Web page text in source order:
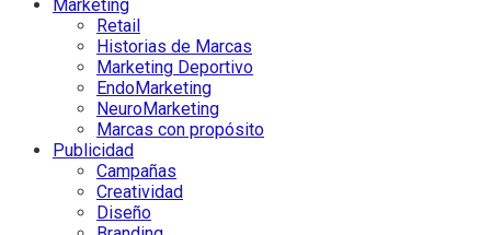
Marketing
Retail
Historias de Marcas
Marketing Deportivo
EndoMarketing
NeuroMarketing
Marcas con propósito
Publicidad
Campañas
Creatividad
Diseño